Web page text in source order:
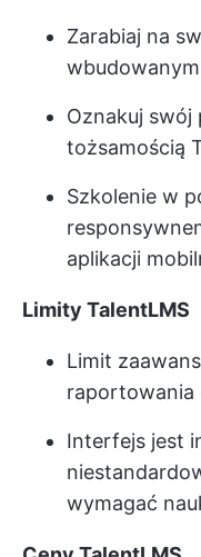
Zarabiaj na
Oznakuj swój
tożsamością
Szkolenie w
aplikacji
Limity TalentLMS
Limit
raportowania
Interfejs jest
wymagać